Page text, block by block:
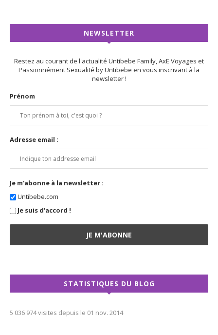
NEWSLETTER
Restez au courant de l'actualité Untibebe Family, AxE Voyages et
Passionnément Sexualité by Untibebe en vous inscrivant à la
newsletter !
Prénom
Adresse email :
Je m'abonne à la newsletter :
Untibebe.com
Je suis d'accord !
STATISTIQUES DU BLOG
5 036 974 visites depuis le 01 nov. 2014